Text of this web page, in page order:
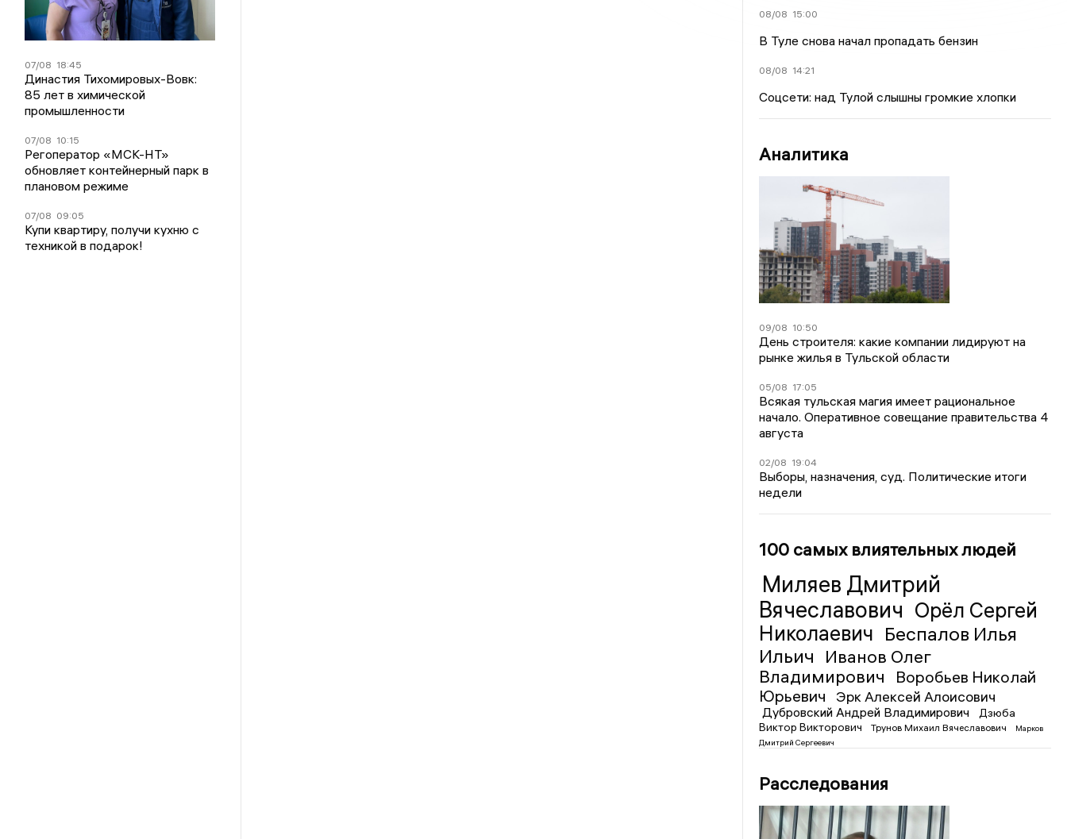
07/08 18:45
Династия Тихомировых-Вовк:
85 лет в химической
промышленности
07/08 10:15
Регоператор «МСК-НТ»
обновляет контейнерный парк в
плановом режиме
07/08 09:05
Купи квартиру, получи кухню с
техникой в подарок!
08/08 15:00
В Туле снова начал пропадать бензин
08/08 14:21
Соцсети: над Тулой слышны громкие хлопки
Аналитика
09/08 10:50
День строителя: какие компании лидируют на
рынке жилья в Тульской области
05/08 17:05
Всякая тульская магия имеет рациональное
начало. Оперативное совещание правительства 4
августа
02/08 19:04
Выборы, назначения, суд. Политические итоги
недели
100 самых влиятельных людей
Миляев Дмитрий
Вячеславович Орёл Сергей
Николаевич Беспалов Илья
Ильич
Иванов Олег
Владимирович
Воробьев Николай
Юрьевич
Эрк Алексей Алоисович
Дубровский Андрей Владимирович
Дзюба
Виктор Викторович
Трунов Михаил Вячеславович
Марков
Дмитрий Сергеевич
Расследования